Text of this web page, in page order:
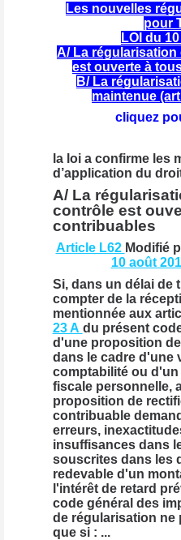
Les nouvelles
pour
LOI du
A/ La
est ouverte à
B/ La
maintenue
cliquez
la loi a confirme les
d’application du
A/ La
contrôle est
contribuables
Article L62 Modifié
10 août
Si, dans un délai de
compter de la
mentionnée aux
23 A du présent
d'une proposition
dans le cadre d'une
comptabilité ou
fiscale personnelle,
proposition de
contribuable
erreurs,
insuffisances dans
souscrites dans les
redevable d'un
l'intérêt de retard
code général des
de régularisation ne
que si : ...